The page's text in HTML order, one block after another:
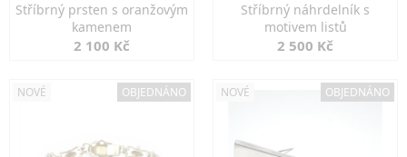
Stříbrný prsten s oranžovým
kamenem
2 100 Kč
Stříbrný náhrdelník s
motivem listů
2 500 Kč
NOVÉ OBJEDNÁNO NOVÉ OBJEDNÁNO